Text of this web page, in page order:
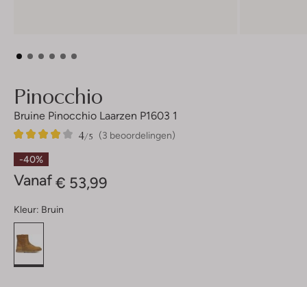
Pinocchio
Bruine Pinocchio Laarzen P1603 1
(3 beoordelingen)
4/5
3
4
Sterren
-40%
Vanaf € 53,99
Kleur: Bruin